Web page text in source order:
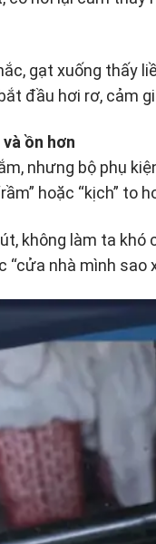
gạt xuống thấy
đầu hơi rơ, cảm
ồn hơn
nhưng bộ phụ
hoặc “kịch” to
không làm ta khó
“cửa nhà mình